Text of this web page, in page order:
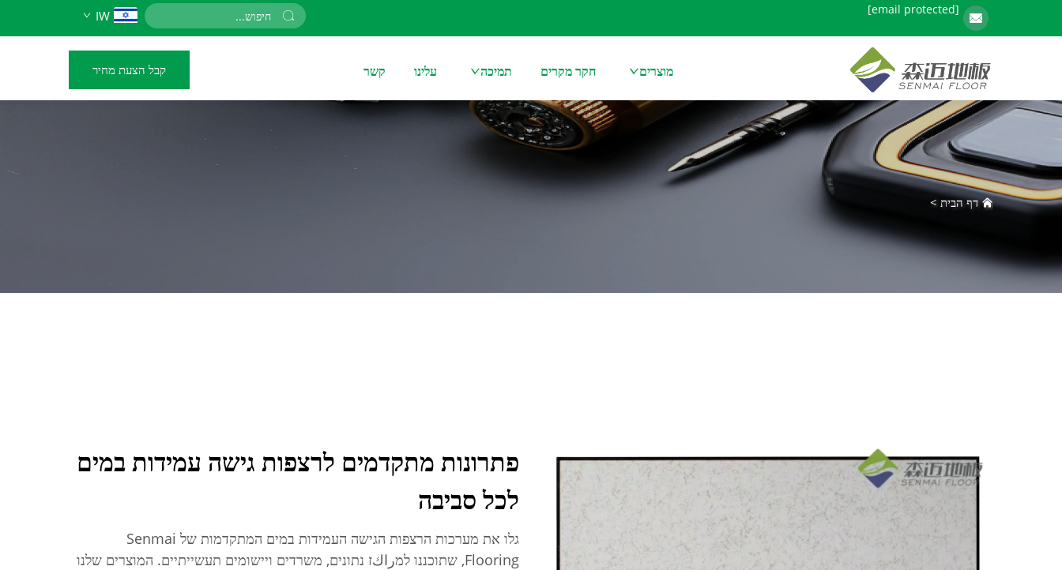
[email protected]
IW
מוצרים חקר מקרים תמיכה עלינו קשר קבל הצעת מחיר
דף הבית >
פתרונות מתקדמים לרצפות גישה עמידות במים
לכל סביבה
גלו את מערכות הרצפות הגישה העמידות במים המתקדמות של Senmai
Flooring, שתוכננו למراكז נתונים, משרדים ויישומים תעשייתיים. המוצרים שלנו